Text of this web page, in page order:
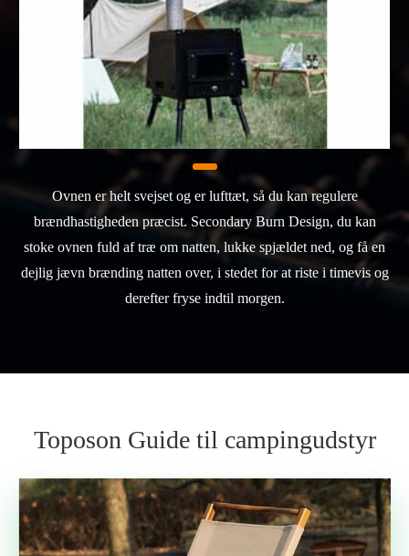
Ovnen er helt svejset og er lufttæt, så du kan regulere
brændhastigheden præcist. Secondary Burn Design, du kan
stoke ovnen fuld af træ om natten, lukke spjældet ned, og få en
dejlig jævn brænding natten over, i stedet for at riste i timevis og
derefter fryse indtil morgen.
Toposon Guide til campingudstyr